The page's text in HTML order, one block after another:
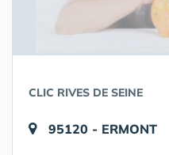
CLIC RIVES DE SEINE
95120 - ERMONT